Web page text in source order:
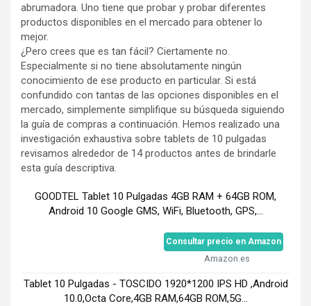
abrumadora. Uno tiene que probar y probar diferentes
productos disponibles en el mercado para obtener lo
mejor.
¿Pero crees que es tan fácil? Ciertamente no.
Especialmente si no tiene absolutamente ningún
conocimiento de ese producto en particular. Si está
confundido con tantas de las opciones disponibles en el
mercado, simplemente simplifique su búsqueda siguiendo
la guía de compras a continuación. Hemos realizado una
investigación exhaustiva sobre tablets de 10 pulgadas
revisamos alrededor de 14 productos antes de brindarle
esta guía descriptiva.
GOODTEL Tablet 10 Pulgadas 4GB RAM + 64GB ROM,
Android 10 Google GMS, WiFi, Bluetooth, GPS,...
Consultar precio en Amazon
Amazon.es
Tablet 10 Pulgadas - TOSCIDO 1920*1200 IPS HD ,Android
10.0,Octa Core,4GB RAM,64GB ROM,5G...